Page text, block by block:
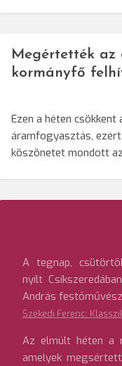
Megértették az
kormányfő
Ezen a héten
áramfogyasztás,
köszönetet mondott
A tegnap,
nyílt
András
Székedi Ferenc:
Az elmúlt héten a
amelyek